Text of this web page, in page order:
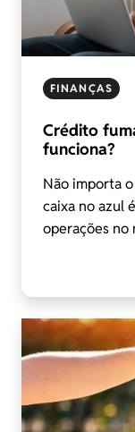
FINANÇAS
Crédito
funciona?
Não importa
caixa no azul
operações no